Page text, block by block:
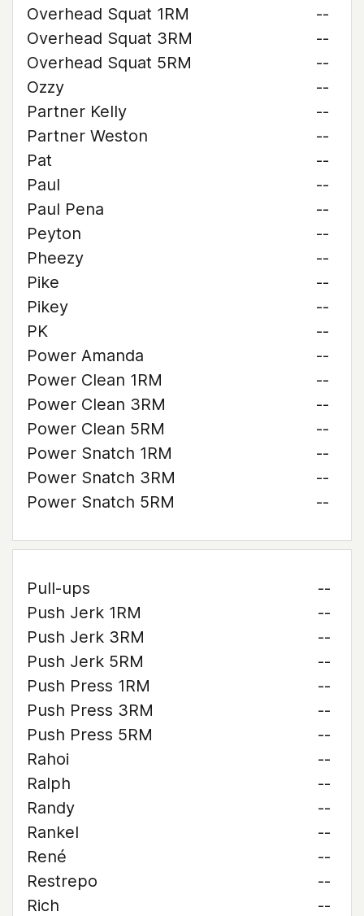
Overhead Squat 1RM
--
Overhead Squat 3RM
--
Overhead Squat 5RM
--
Ozzy
--
Partner Kelly
--
Partner Weston
--
Pat
--
Paul
--
Paul Pena
--
Peyton
--
Pheezy
--
Pike
--
Pikey
--
PK
--
Power Amanda
--
Power Clean 1RM
--
Power Clean 3RM
--
Power Clean 5RM
--
Power Snatch 1RM
--
Power Snatch 3RM
--
Power Snatch 5RM
--
Pull-ups
--
Push Jerk 1RM
--
Push Jerk 3RM
--
Push Jerk 5RM
--
Push Press 1RM
--
Push Press 3RM
--
Push Press 5RM
--
Rahoi
--
Ralph
--
Randy
--
Rankel
--
René
--
Restrepo
--
Rich
--